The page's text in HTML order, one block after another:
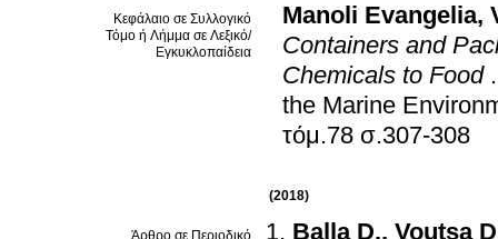
Κεφάλαιο σε Συλλογικό
Τόμο ή Λήμμα σε Λεξικό/
Εγκυκλοπαίδεια
Manoli Evangelia,
Containers and
Chemicals to Food
the Marine
τόμ.78 σ.307-308
(2018)
Άρθρο σε Περιοδικό Balla D., Voutsa